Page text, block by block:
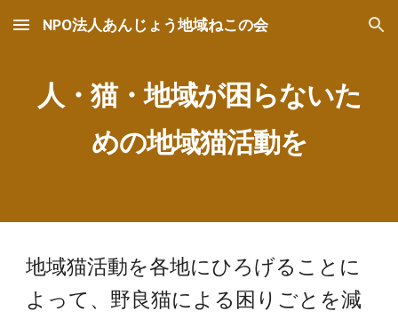
Skip to main content Skip to navigation
NPO法人あんじょう地域ねこの会
人・猫・地域が困らないた
めの地域猫活動を
地域猫活動を各地にひろげることに
よって、野良猫による困りごとを減